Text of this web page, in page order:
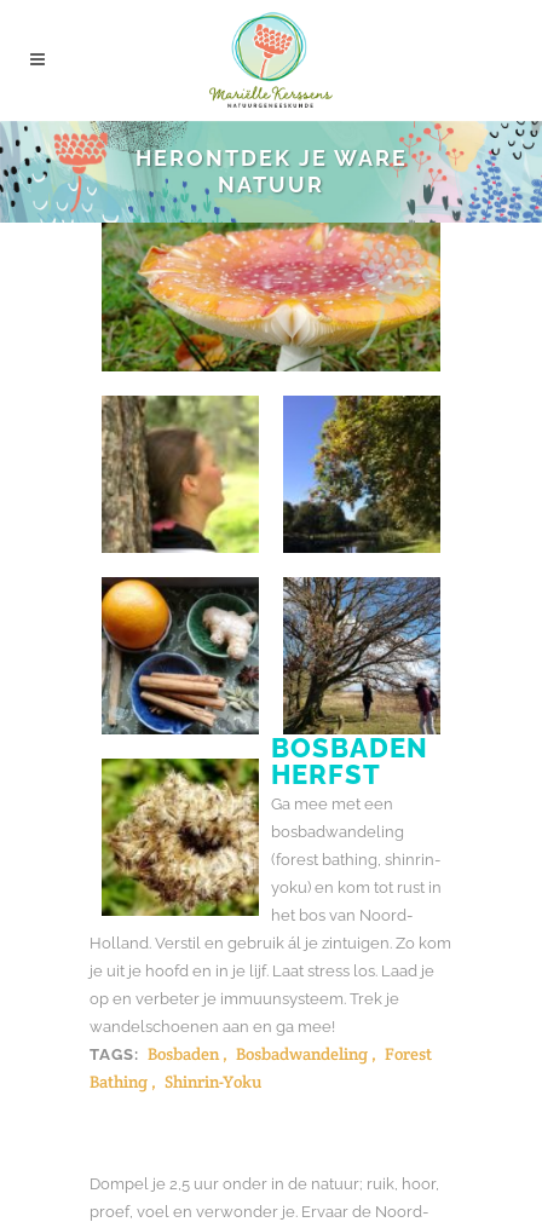
HERONTDEK JE WARE
NATUUR
BOSBADEN
HERFST
Ga mee met een
bosbadwandeling
(forest bathing, shinrin-
yoku) en kom tot rust in
het bos van Noord-
Holland. Verstil en gebruik ál je zintuigen. Zo kom
je uit je hoofd en in je lijf. Laat stress los. Laad je
op en verbeter je immuunsysteem. Trek je
wandelschoenen aan en ga mee!
TAGS: Bosbaden , Bosbadwandeling , Forest
Bathing , Shinrin-Yoku
Dompel je 2,5 uur onder in de natuur; ruik, hoor,
proef, voel en verwonder je. Ervaar de Noord-